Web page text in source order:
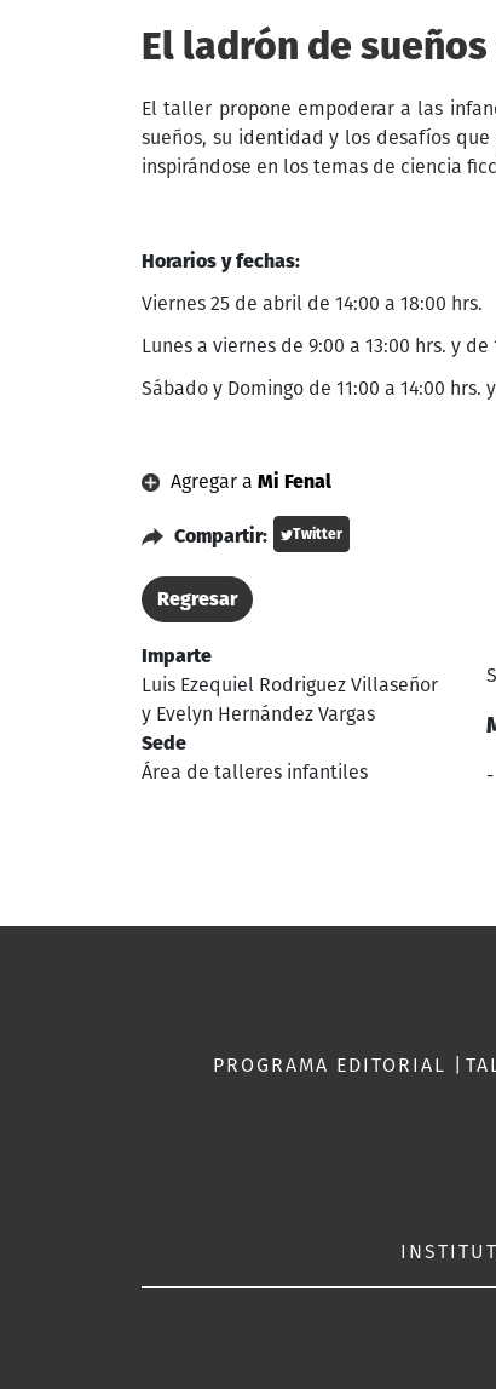
El ladrón de
El taller propone empoderar a las
sueños, su identidad y los desafíos
inspirándose en los temas de ciencia
Horarios y fechas:
Viernes 25 de abril de 14:00 a 18:00 hrs.
Lunes a viernes de 9:00 a 13:00 hrs. y de
Sábado y Domingo de 11:00 a 14:00 hrs.
Agregar a Mi Fenal
Compartir: Twitter
Regresar
Imparte
Luis Ezequiel Rodriguez Villaseñor
y Evelyn Hernández Vargas
Sede
Área de talleres infantiles
-
PROGRAMA EDITORIAL